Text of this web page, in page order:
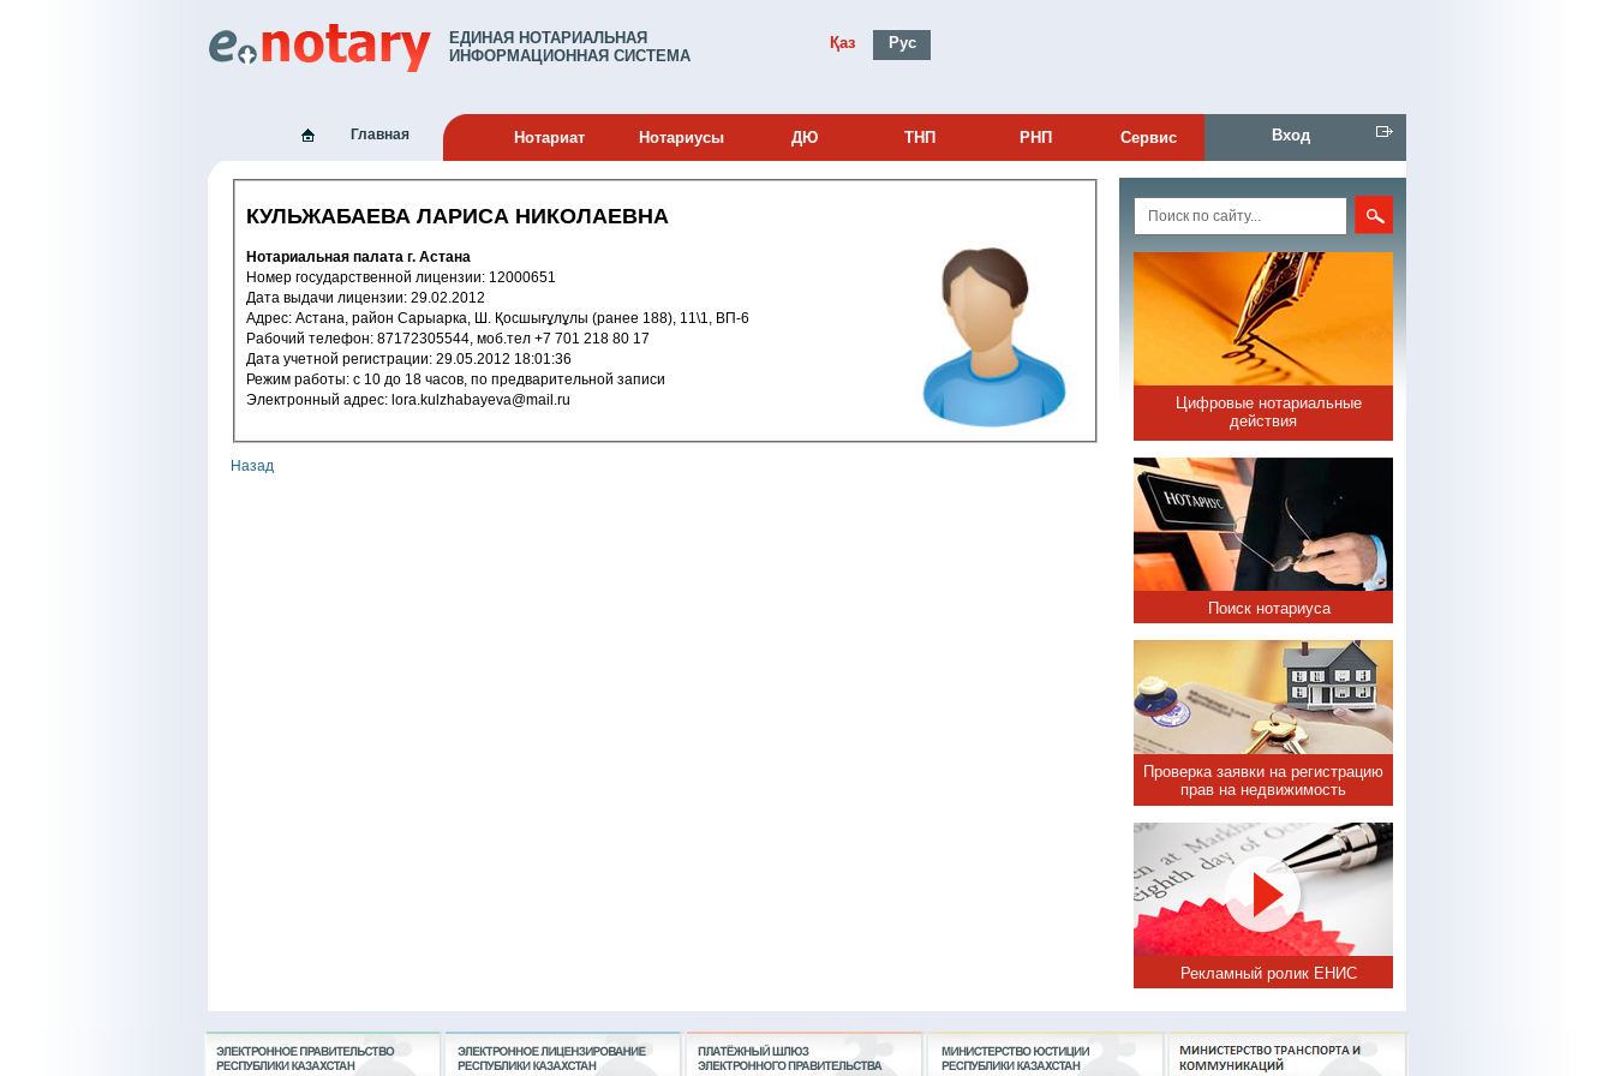
ЕДИНАЯ НОТАРИАЛЬНАЯ
ИНФОРМАЦИОННАЯ СИСТЕМА
Қаз Рус
Главная Нотариат Нотариусы ДЮ ТНП РНП Сервис Вход
КУЛЬЖАБАЕВА ЛАРИСА НИКОЛАЕВНА
Нотариальная палата г. Астана
Номер государственной лицензии: 12000651
Дата выдачи лицензии: 29.02.2012
Адрес: Астана, район Сарыарка, Ш. Қосшығұлұлы (ранее 188), 11\1, ВП-6
Рабочий телефон: 87172305544, моб.тел +7 701 218 80 17
Дата учетной регистрации: 29.05.2012 18:01:36
Режим работы: c 10 до 18 часов, по предварительной записи
Электронный адрес: lora.kulzhabayeva@mail.ru
Назад
Цифровые нотариальные
действия
Поиск нотариуса
Проверка заявки на регистрацию
прав на недвижимость
Рекламный ролик ЕНИС